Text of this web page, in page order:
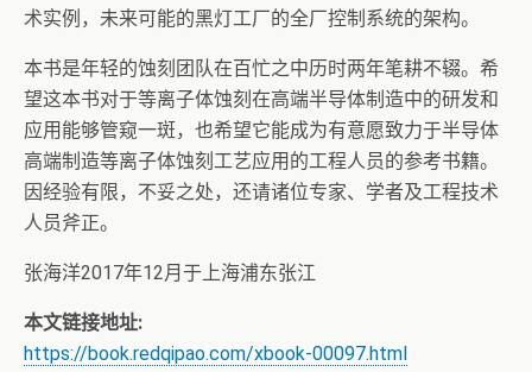
术实例，未来可能的黑灯工厂的全厂控制系统的架构。
本书是年轻的蚀刻团队在百忙之中历时两年笔耕不辍。希
望这本书对于等离子体蚀刻在高端半导体制造中的研发和
应用能够管窥一斑，也希望它能成为有意愿致力于半导体
高端制造等离子体蚀刻工艺应用的工程人员的参考书籍。
因经验有限，不妥之处，还请诸位专家、学者及工程技术
人员斧正。
张海洋2017年12月于上海浦东张江
本文链接地址:
https://book.redqipao.com/xbook-00097.html